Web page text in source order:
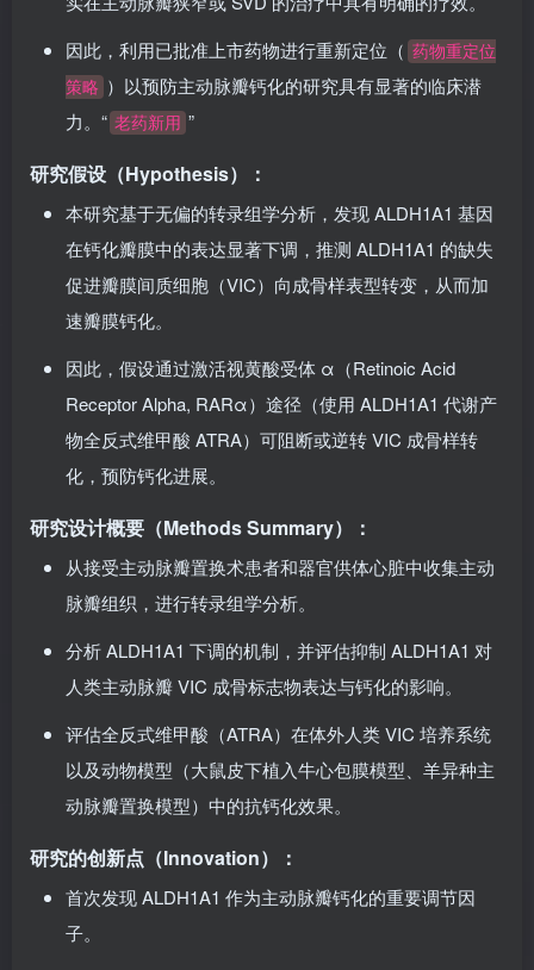
因此，利用已批准上市药物进行重新定位（ 药物重定位
策略
​）以预防主动脉瓣钙化的研究具有显著的临床潜
研究假设（Hypothesis）：
本研究基于无偏的转录组学分析，发现 ALDH1A1 基因
在钙化瓣膜中的表达显著下调，推测 ALDH1A1 的缺失
促进瓣膜间质细胞（VIC）向成骨样表型转变，从而加
因此，假设通过激活视黄酸受体 α（Retinoic Acid
Receptor Alpha, RARα）途径（使用 ALDH1A1 代谢产
物全反式维甲酸 ATRA）可阻断或逆转 VIC 成骨样转
研究设计概要（Methods Summary）：
从接受主动脉瓣置换术患者和器官供体心脏中收集主动
分析 ALDH1A1 下调的机制，并评估抑制 ALDH1A1 对
评估全反式维甲酸（ATRA）在体外人类 VIC 培养系统
以及动物模型（大鼠皮下植入牛心包膜模型、羊异种主
研究的创新点（Innovation）：
首次发现 ALDH1A1 作为主动脉瓣钙化的重要调节因